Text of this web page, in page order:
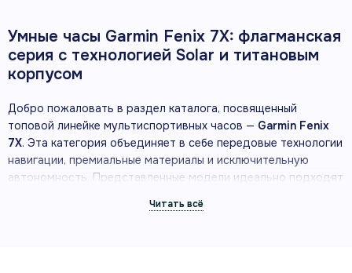
Умные часы Garmin Fenix 7X: флагманская
серия с технологией Solar и титановым
корпусом
Добро пожаловать в раздел каталога, посвященный
топовой линейке мультиспортивных часов — Garmin Fenix
7X. Эта категория объединяет в себе передовые технологии
навигации, премиальные материалы и исключительную
автономность. Представленные модели идеально подходят
аксессуаров, предлагая сочетание функциональности и